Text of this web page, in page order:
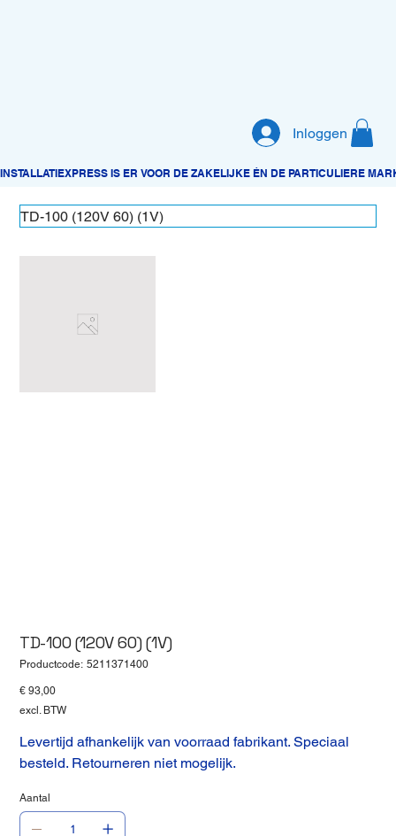
Inloggen
TD-100 (120V 60) (1V)
TD-100 (120V 60) (1V)
Productcode: Productcode
5211371400
Prijs
€ 93,00
excl. BTW
Levertijd afhankelijk van voorraad fabrikant. Speciaal
besteld. Retourneren niet mogelijk.
Aantal